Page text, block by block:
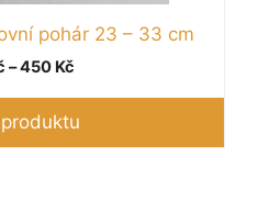
pohár 23 – 33 cm
–450 KčRozpětí
až